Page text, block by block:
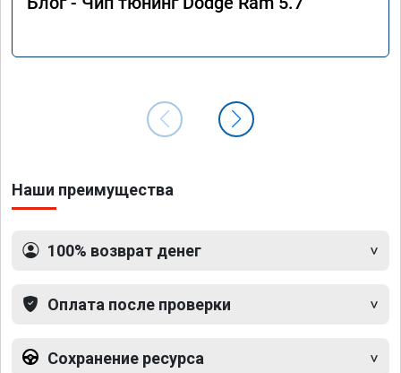
Наши преимущества
100% возврат денег
Оплата после проверки
Сохранение ресурса